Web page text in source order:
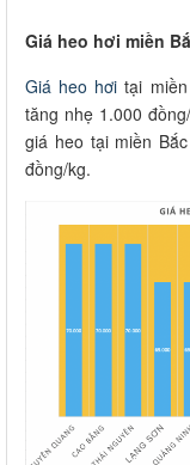
Giá heo hơi miền
Giá heo hơitại
tăng nhẹ 1.000
giá heo tại miền
đồng/kg.